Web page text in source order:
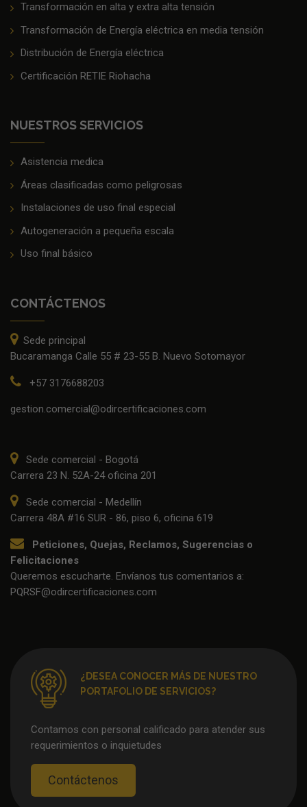
Transformación en alta y extra alta tensión
Transformación de Energía eléctrica en media tensión
Distribución de Energía eléctrica
Certificación RETIE Riohacha
NUESTROS SERVICIOS
Asistencia medica
Áreas clasificadas como peligrosas
Instalaciones de uso final especial
Autogeneración a pequeña escala
Uso final básico
CONTÁCTENOS
Sede principal
Bucaramanga Calle 55 # 23-55 B. Nuevo Sotomayor
+57 3176688203
gestion.comercial@odircertificaciones.com
Sede comercial - Bogotá
Carrera 23 N. 52A-24 oficina 201
Sede comercial - Medellín
Carrera 48A #16 SUR - 86, piso 6, oficina 619
Peticiones, Quejas, Reclamos, Sugerencias o
Felicitaciones
Queremos escucharte. Envíanos tus comentarios a:
PQRSF@odircertificaciones.com
¿DESEA CONOCER MÁS DE NUESTRO
PORTAFOLIO DE SERVICIOS?
Contamos con personal calificado para atender sus
requerimientos o inquietudes
Contáctenos